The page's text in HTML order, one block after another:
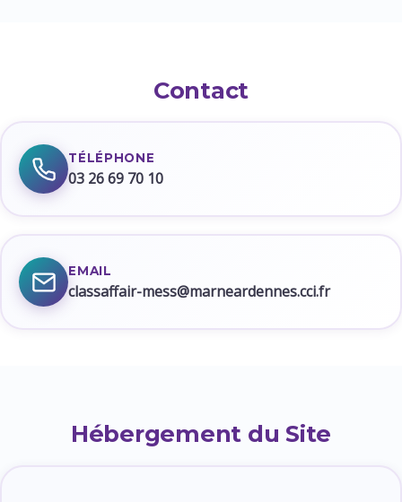
Contact
TÉLÉPHONE
03 26 69 70 10
EMAIL
classaffair-mess@marneardennes.cci.fr
Hébergement du Site